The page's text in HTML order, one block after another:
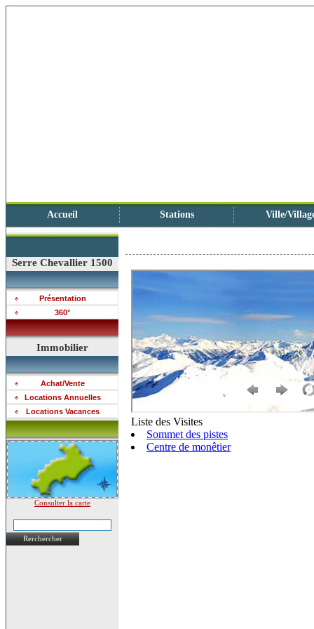
Accueil Stations Ville/
Serre Chevallier 1500
Présentation
360°
Immobilier
Achat/Vente
Locations Annuelles
Locations Vacances
Consulter la carte
Rerchercher